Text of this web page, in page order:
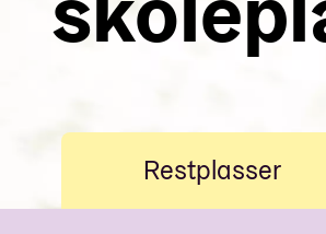
Restplasser